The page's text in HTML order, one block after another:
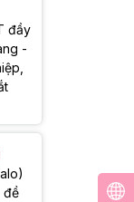
đầy
-
đề